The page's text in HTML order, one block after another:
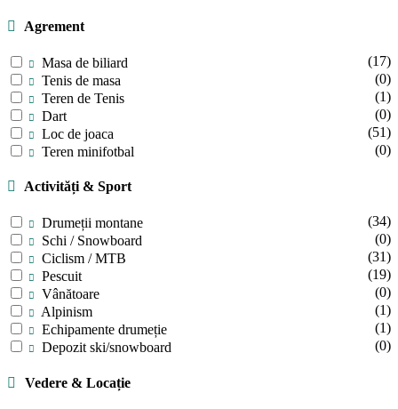
Agrement
Masa de biliard
(17)
Tenis de masa
(0)
Teren de Tenis
(1)
Dart
(0)
Loc de joaca
(51)
Teren minifotbal
(0)
Activități & Sport
Drumeții montane
(34)
Schi / Snowboard
(0)
Ciclism / MTB
(31)
Pescuit
(19)
Vânătoare
(0)
Alpinism
(1)
Echipamente drumeție
(1)
Depozit ski/snowboard
(0)
Vedere & Locație